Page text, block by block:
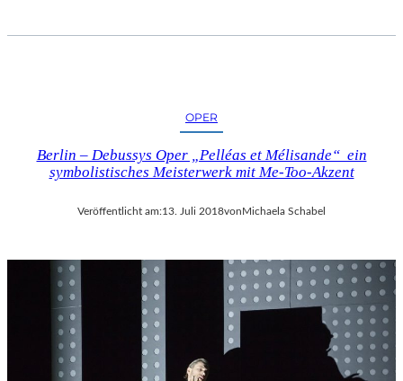
OPER
Berlin – Debussys Oper „Pelléas et Mélisande“ ein
symbolistisches Meisterwerk mit Me-Too-Akzent
Veröffentlicht am:13. Juli 2018vonMichaela Schabel